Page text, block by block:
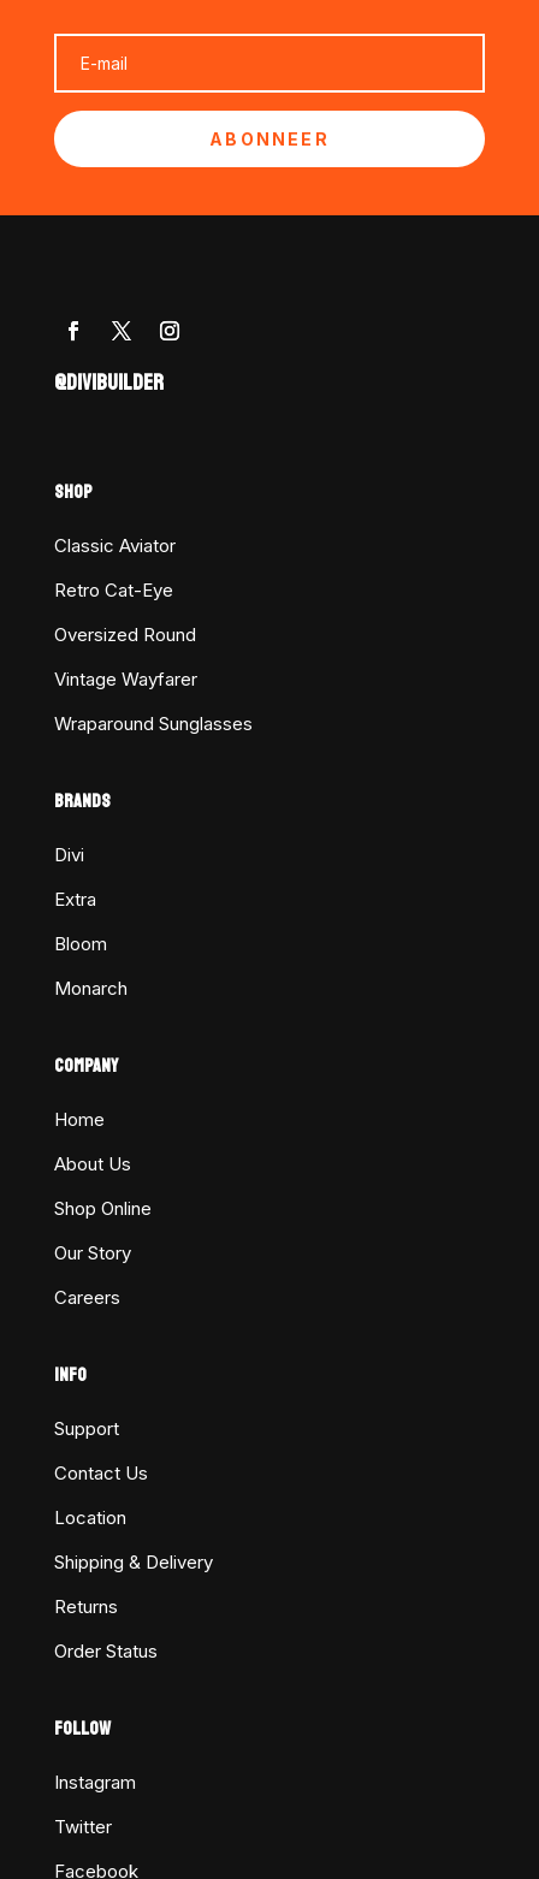
ABONNEER
@DIVIBUILDER
SHOP
Classic Aviator
Retro Cat-Eye
Oversized Round
Vintage Wayfarer
Wraparound Sunglasses
BRANDS
Divi
Extra
Bloom
Monarch
COMPANY
Home
About Us
Shop Online
Our Story
Careers
INFO
Support
Contact Us
Location
Shipping & Delivery
Returns
Order Status
FOLLOW
Instagram
Twitter
Facebook